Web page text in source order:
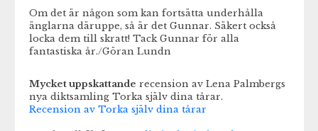
Om det är någon som kan fortsätta underhålla
änglarna däruppe, så är det Gunnar. Säkert också
locka dem till skratt! Tack Gunnar för alla
fantastiska år./Göran Lundn
Mycket uppskattande recension av Lena Palmbergs
nya diktsamling Torka själv dina tårar.
Recension av Torka själv dina tårar